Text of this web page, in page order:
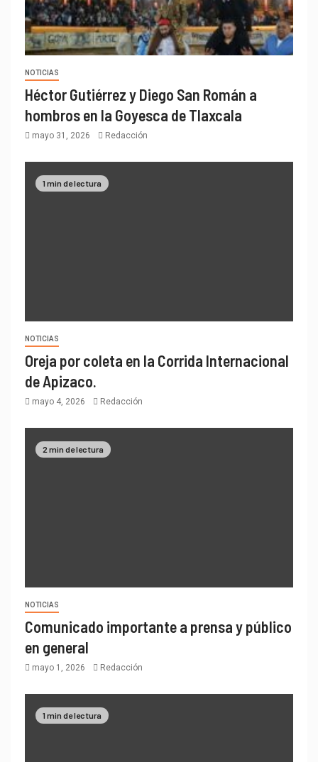
NOTICIAS
Héctor Gutiérrez y Diego San Román a
hombros en la Goyesca de Tlaxcala
mayo 31, 2026 Redacción
1 min de lectura
NOTICIAS
Oreja por coleta en la Corrida Internacional
de Apizaco.
mayo 4, 2026 Redacción
2 min de lectura
NOTICIAS
Comunicado importante a prensa y público
en general
mayo 1, 2026 Redacción
1 min de lectura